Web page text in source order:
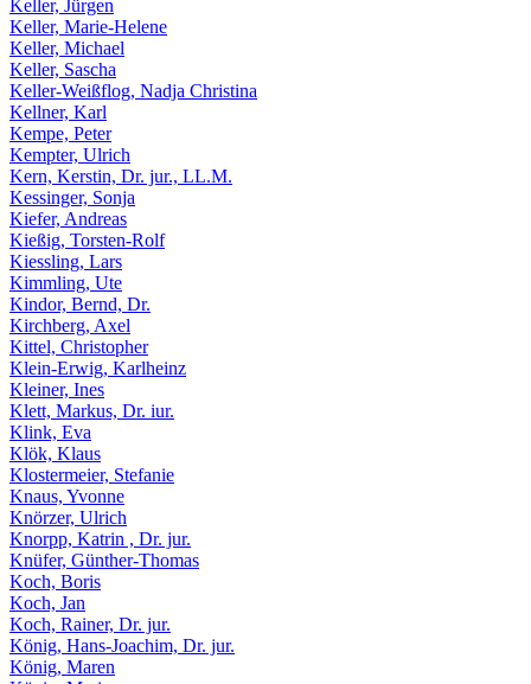
Keller, Jürgen
Keller, Marie-Helene
Keller, Michael
Keller, Sascha
Keller-Weißflog, Nadja Christina
Kellner, Karl
Kempe, Peter
Kempter, Ulrich
Kern, Kerstin, Dr. jur., LL.M.
Kessinger, Sonja
Kiefer, Andreas
Kießig, Torsten-Rolf
Kiessling, Lars
Kimmling, Ute
Kindor, Bernd, Dr.
Kirchberg, Axel
Kittel, Christopher
Klein-Erwig, Karlheinz
Kleiner, Ines
Klett, Markus, Dr. iur.
Klink, Eva
Klök, Klaus
Klostermeier, Stefanie
Knaus, Yvonne
Knörzer, Ulrich
Knorpp, Katrin , Dr. jur.
Knüfer, Günther-Thomas
Koch, Boris
Koch, Jan
Koch, Rainer, Dr. jur.
König, Hans-Joachim, Dr. jur.
König, Maren